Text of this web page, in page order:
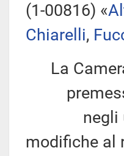
(1-00816) «
Chiarelli,
La
negli
modifiche al